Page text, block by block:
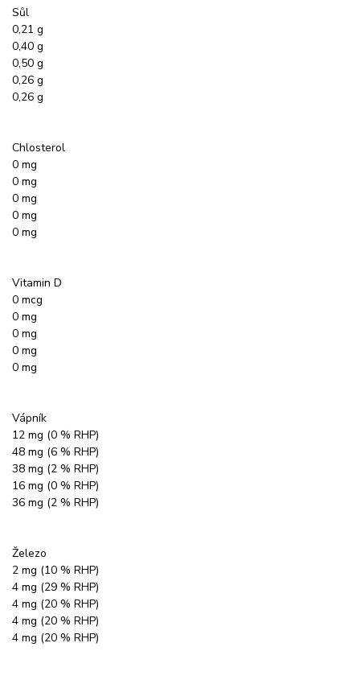
Sůl
0,21 g
0,40 g
0,50 g
0,26 g
0,26 g
Chlosterol
0 mg
0 mg
0 mg
0 mg
0 mg
Vitamin D
0 mcg
0 mg
0 mg
0 mg
0 mg
Vápník
12 mg (0 % RHP)
48 mg (6 % RHP)
38 mg (2 % RHP)
16 mg (0 % RHP)
36 mg (2 % RHP)
Železo
2 mg (10 % RHP)
4 mg (29 % RHP)
4 mg (20 % RHP)
4 mg (20 % RHP)
4 mg (20 % RHP)